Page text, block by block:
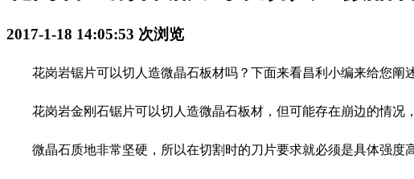
2017-1-18 14:05:53 次浏览
花岗岩锯片可以切人造微晶石板材吗？下面来看昌利小编来给您阐述
花岗岩金刚石锯片可以切人造微晶石板材，但可能存在崩边的情况，
微晶石质地非常坚硬，所以在切割时的刀片要求就必须是具体强度高